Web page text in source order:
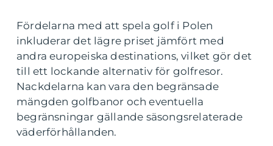
Fördelarna med att spela golf i Polen
inkluderar det lägre priset jämfört med
andra europeiska destinations, vilket gör det
till ett lockande alternativ för golfresor.
Nackdelarna kan vara den begränsade
mängden golfbanor och eventuella
begränsningar gällande säsongsrelaterade
väderförhållanden.